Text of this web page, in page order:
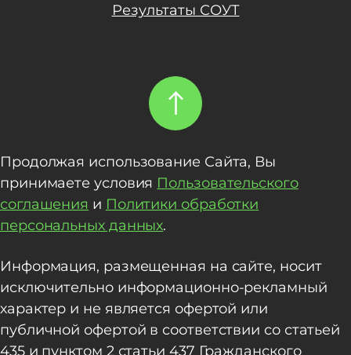
Результаты СОУТ
Продолжая использование Сайта, Вы
принимаете условия Пользовательского
соглашения и Политики обработки
персональных данных.
Информация, размещенная на сайте, носит
исключительно информационно-рекламный
характер и не является офертой или
публичной офертой в соответствии со статьей
435 и пунктом 2 статьи 437 Гражданского